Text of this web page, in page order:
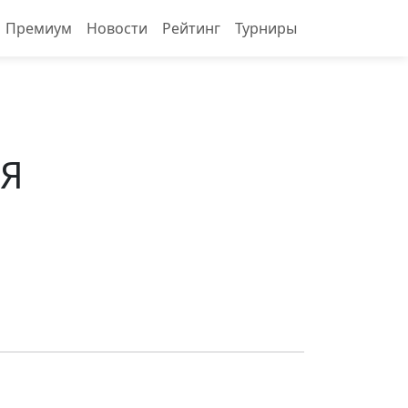
Премиум Новости Рейтинг Турниры